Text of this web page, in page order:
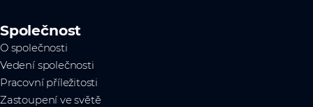
Společnost
O společnosti
Vedení společnosti
Pracovní příležitosti
Zastoupení ve světě